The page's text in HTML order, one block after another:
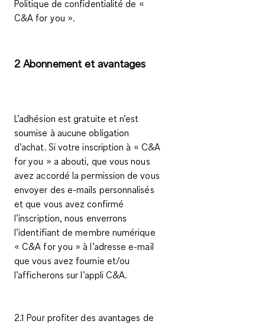
Politique de confidentialité de «
C&A for you ».
2 Abonnement et avantages
L’adhésion est gratuite et n’est
soumise à aucune obligation
d’achat. Si votre inscription à « C&A
for you » a abouti, que vous nous
avez accordé la permission de vous
envoyer des e-mails personnalisés
et que vous avez confirmé
l’inscription, nous enverrons
l’identifiant de membre numérique
« C&A for you » à l’adresse e-mail
que vous avez fournie et/ou
l’afficherons sur l’appli C&A.
2.1 Pour profiter des avantages de